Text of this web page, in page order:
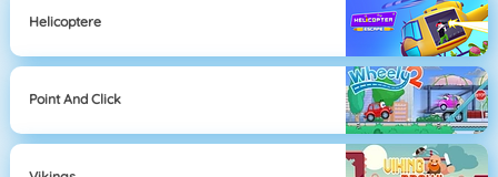
Helicoptere
Point And Click